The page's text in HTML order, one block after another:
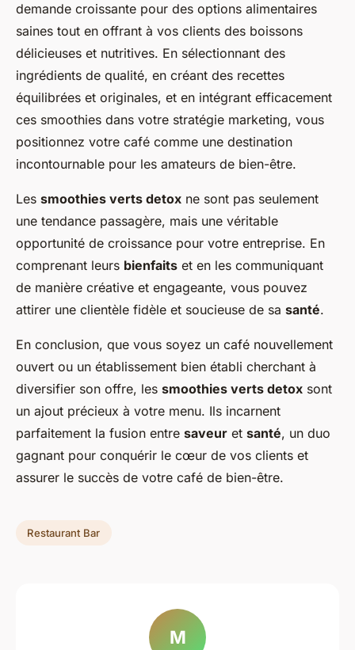
demande croissante pour des options alimentaires
saines tout en offrant à vos clients des boissons
délicieuses et nutritives. En sélectionnant des
ingrédients de qualité, en créant des recettes
équilibrées et originales, et en intégrant efficacement
ces smoothies dans votre stratégie marketing, vous
positionnez votre café comme une destination
incontournable pour les amateurs de bien-être.
Les smoothies verts detox ne sont pas seulement
une tendance passagère, mais une véritable
opportunité de croissance pour votre entreprise. En
comprenant leurs bienfaits et en les communiquant
de manière créative et engageante, vous pouvez
attirer une clientèle fidèle et soucieuse de sa santé.
En conclusion, que vous soyez un café nouvellement
ouvert ou un établissement bien établi cherchant à
diversifier son offre, les smoothies verts detox sont
un ajout précieux à votre menu. Ils incarnent
parfaitement la fusion entre saveur et santé, un duo
gagnant pour conquérir le cœur de vos clients et
assurer le succès de votre café de bien-être.
Restaurant Bar
M